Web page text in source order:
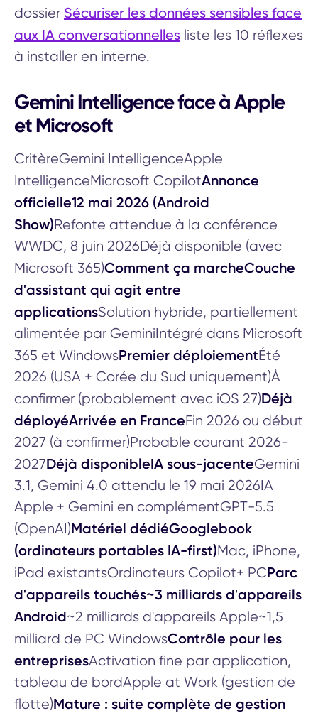
dossier Sécuriser les données sensibles face
aux IA conversationnelles liste les 10 réflexes
à installer en interne.
Gemini Intelligence face à Apple
et Microsoft
CritèreGemini IntelligenceApple
IntelligenceMicrosoft CopilotAnnonce
officielle12 mai 2026 (Android
Show)Refonte attendue à la conférence
WWDC, 8 juin 2026Déjà disponible (avec
Microsoft 365)Comment ça marcheCouche
d'assistant qui agit entre
applicationsSolution hybride, partiellement
alimentée par GeminiIntégré dans Microsoft
365 et WindowsPremier déploiementÉté
2026 (USA + Corée du Sud uniquement)À
confirmer (probablement avec iOS 27)Déjà
déployéArrivée en FranceFin 2026 ou début
2027 (à confirmer)Probable courant 2026-
2027Déjà disponibleIA sous-jacenteGemini
3.1, Gemini 4.0 attendu le 19 mai 2026IA
Apple + Gemini en complémentGPT-5.5
(OpenAI)Matériel dédiéGooglebook
(ordinateurs portables IA-first)Mac, iPhone,
iPad existantsOrdinateurs Copilot+ PCParc
d'appareils touchés~3 milliards d'appareils
Android~2 milliards d'appareils Apple~1,5
milliard de PC WindowsContrôle pour les
entreprisesActivation fine par application,
tableau de bordApple at Work (gestion de
flotte)Mature : suite complète de gestion